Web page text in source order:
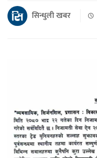
सिन्धुली खबर